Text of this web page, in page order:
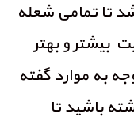
تا تمامی شعله
بیشتر و بهتر
به موارد گفته
باشید تا